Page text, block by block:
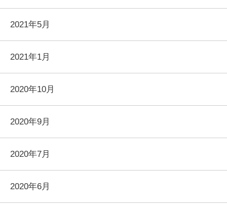
2021年5月
2021年1月
2020年10月
2020年9月
2020年7月
2020年6月